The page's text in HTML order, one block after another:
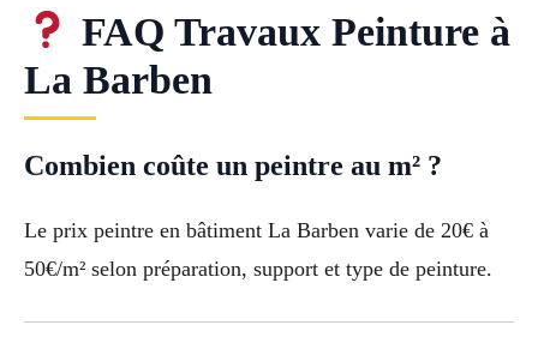
FAQ Travaux Peinture à
La Barben
Combien coûte un peintre au m² ?
Le prix peintre en bâtiment La Barben varie de 20€ à
50€/m² selon préparation, support et type de peinture.